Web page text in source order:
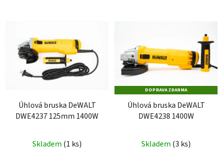
Úhlová bruska DeWALT
DWE4237 125mm 1400W
Skladem (1 ks)
DOPRAVA ZDARMA
Úhlová bruska DeWALT
DWE4238 1400W
Skladem (3 ks)